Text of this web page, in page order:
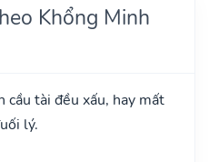
Khổng Minh
cầu tài đều xấu, hay mất
lý.